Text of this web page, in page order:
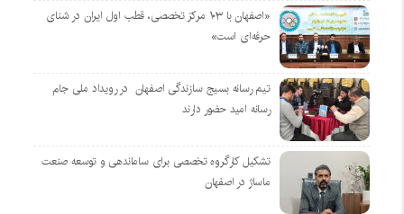
«اصفهان با ۱۰۳ مرکز تخصصی، قطب اول ایران در شنای
حرفه‌ای است»
تیم رسانه بسیج سازندگی اصفهان در رویداد ملی جام
رسانه امید حضور دارند
تشکیل کارگروه تخصصی برای ساماندهی و توسعه صنعت
ماساژ در اصفهان